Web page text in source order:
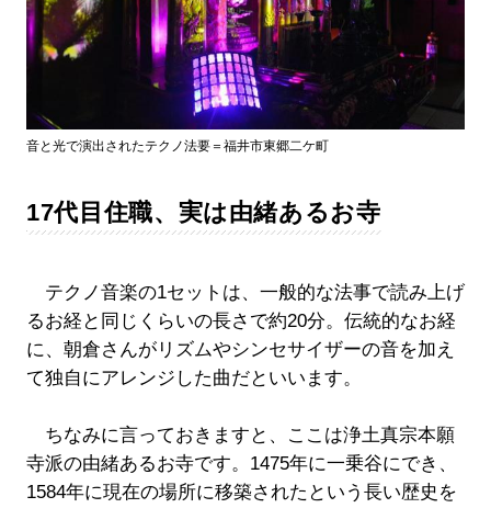
音と光で演出されたテクノ法要＝福井市東郷二ケ町
17代目住職、実は由緒あるお寺
テクノ音楽の1セットは、一般的な法事で読み上げ
るお経と同じくらいの長さで約20分。伝統的なお経
に、朝倉さんがリズムやシンセサイザーの音を加え
て独自にアレンジした曲だといいます。
ちなみに言っておきますと、ここは浄土真宗本願
寺派の由緒あるお寺です。1475年に一乗谷にでき、
1584年に現在の場所に移築されたという長い歴史を